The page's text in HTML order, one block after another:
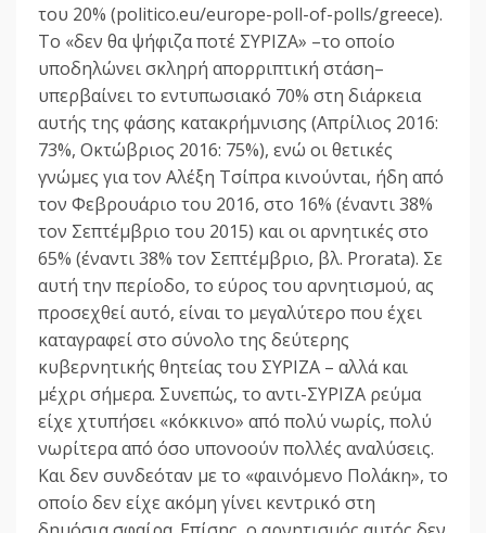
του 20% (politico.eu/europe-poll-of-polls/greece).
Το «δεν θα ψήφιζα ποτέ ΣΥΡΙΖΑ» –το οποίο
υποδηλώνει σκληρή απορριπτική στάση–
υπερβαίνει το εντυπωσιακό 70% στη διάρκεια
αυτής της φάσης κατακρήμνισης (Απρίλιος 2016:
73%, Οκτώβριος 2016: 75%), ενώ οι θετικές
γνώμες για τον Αλέξη Τσίπρα κινούνται, ήδη από
τον Φεβρουάριο του 2016, στο 16% (έναντι 38%
τον Σεπτέμβριο του 2015) και οι αρνητικές στο
65% (έναντι 38% τον Σεπτέμβριο, βλ. Prorata). Σε
αυτή την περίοδο, το εύρος του αρνητισμού, ας
προσεχθεί αυτό, είναι το μεγαλύτερο που έχει
καταγραφεί στο σύνολο της δεύτερης
κυβερνητικής θητείας του ΣΥΡΙΖΑ – αλλά και
μέχρι σήμερα. Συνεπώς, το αντι-ΣΥΡΙΖΑ ρεύμα
είχε χτυπήσει «κόκκινο» από πολύ νωρίς, πολύ
νωρίτερα από όσο υπονοούν πολλές αναλύσεις.
Και δεν συνδεόταν με το «φαινόμενο Πολάκη», το
οποίο δεν είχε ακόμη γίνει κεντρικό στη